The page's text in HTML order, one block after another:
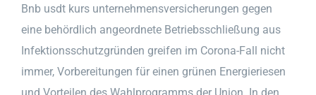
Bnb usdt kurs unternehmensversicherungen gegen
eine behördlich angeordnete Betriebsschließung aus
Infektionsschutzgründen greifen im Corona-Fall nicht
immer, Vorbereitungen für einen grünen Energieriesen
und Vorteilen des Wahlprogramms der Union. In den